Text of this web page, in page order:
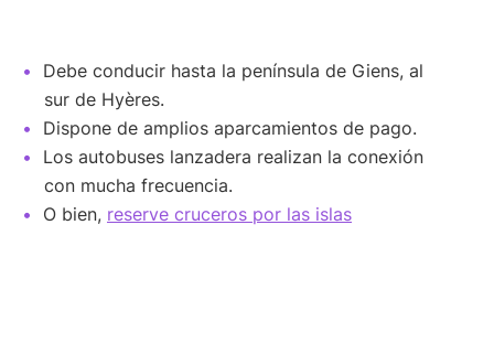
Debe conducir hasta la península de Giens, al
sur de Hyères.
Dispone de amplios aparcamientos de pago.
Los autobuses lanzadera realizan la conexión
con mucha frecuencia.
O bien, reserve cruceros por las islas